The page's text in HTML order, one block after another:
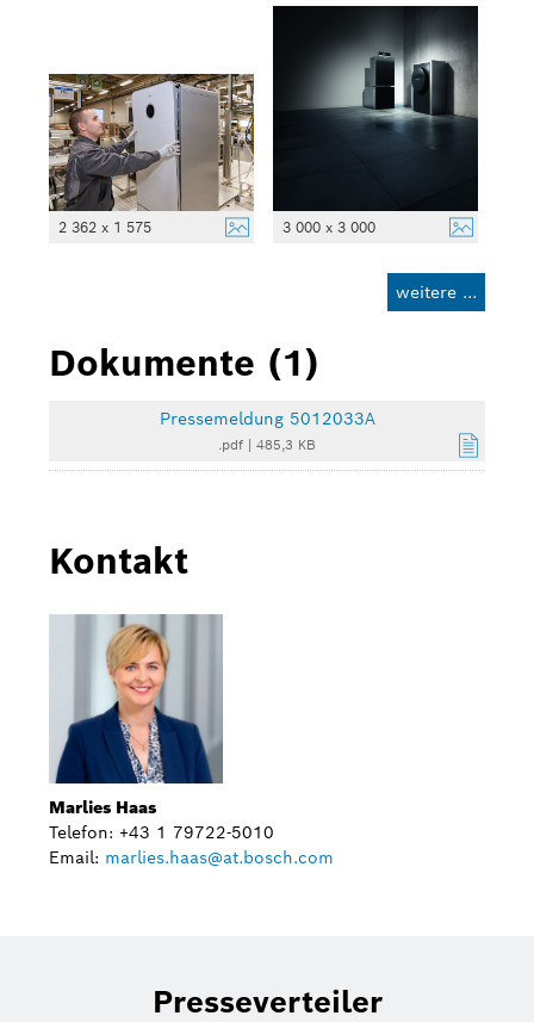
2 362 x 1 575 3 000 x 3 000
weitere ...
Dokumente (1)
Pressemeldung 5012033A
.pdf | 485,3 KB
Kontakt
Marlies Haas
Telefon: +43 1 79722-5010
Email: marlies.haas@at.bosch.com
Presseverteiler